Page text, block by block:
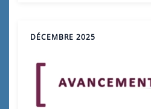
DÉCEMBRE 2025